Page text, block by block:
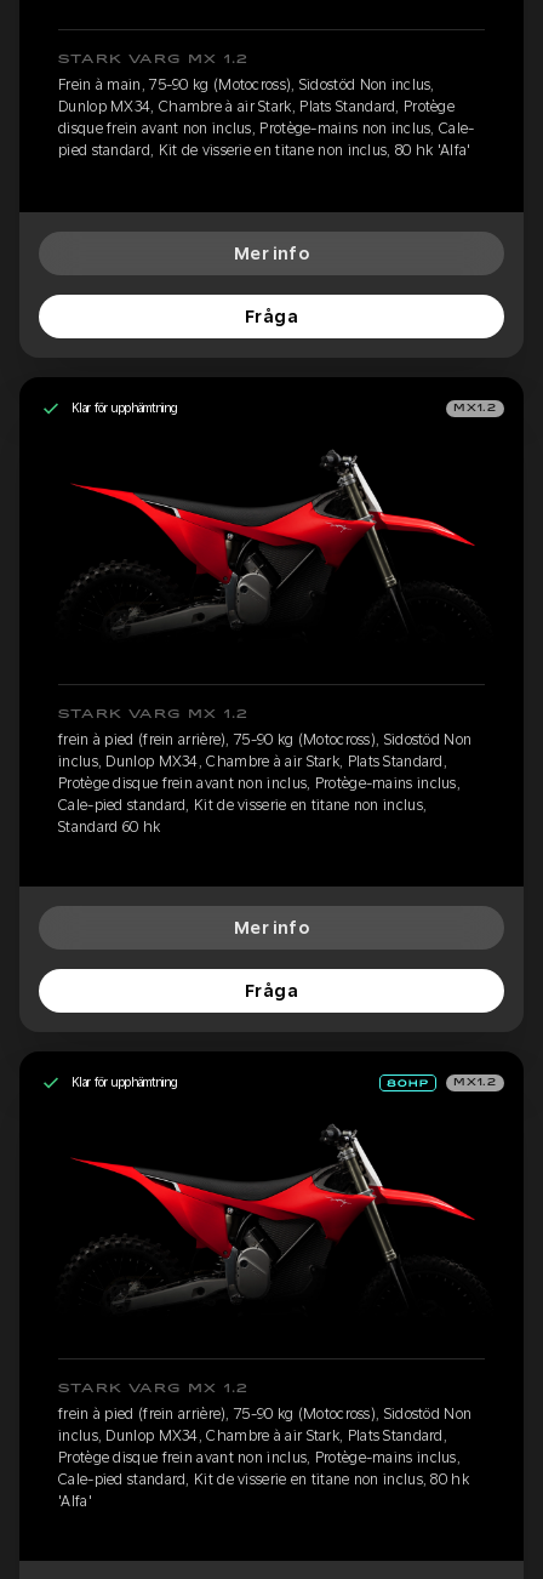
STARK VARG MX 1.2
Frein à main, 75-90 kg (Motocross), Sidostöd Non inclus,
Dunlop MX34, Chambre à air Stark, Plats Standard, Protège
disque frein avant non inclus, Protège-mains non inclus, Cale-
pied standard, Kit de visserie en titane non inclus, 80 hk 'Alfa'
Mer info
Fråga
Klar för upphämtning MX1.2
STARK VARG MX 1.2
frein à pied (frein arrière), 75-90 kg (Motocross), Sidostöd Non
inclus, Dunlop MX34, Chambre à air Stark, Plats Standard,
Protège disque frein avant non inclus, Protège-mains inclus,
Cale-pied standard, Kit de visserie en titane non inclus,
Standard 60 hk
Mer info
Fråga
Klar för upphämtning MX1.2
STARK VARG MX 1.2
frein à pied (frein arrière), 75-90 kg (Motocross), Sidostöd Non
inclus, Dunlop MX34, Chambre à air Stark, Plats Standard,
Protège disque frein avant non inclus, Protège-mains inclus,
Cale-pied standard, Kit de visserie en titane non inclus, 80 hk
'Alfa'